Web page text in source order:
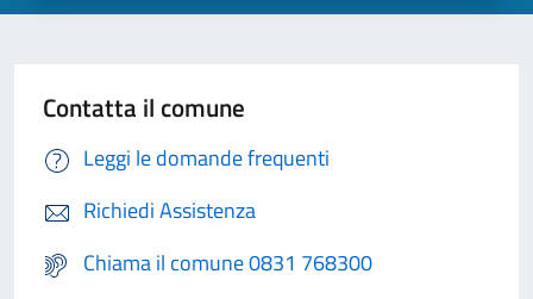
Contatta il comune
Leggi le domande frequenti
Richiedi Assistenza
Chiama il comune 0831 768300